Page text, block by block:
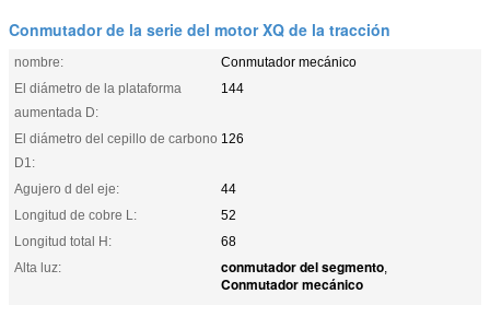
Conmutador de la serie del motor XQ de la tracción
nombre:
Conmutador mecánico
El diámetro de la plataforma
aumentada D:
144
El diámetro del cepillo de carbono
D1:
126
Agujero d del eje:
44
Longitud de cobre L:
52
Longitud total H:
68
Alta luz:
conmutador del segmento,
Conmutador mecánico